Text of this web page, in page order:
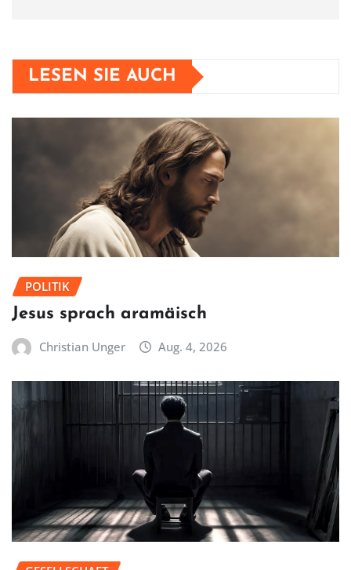
LESEN SIE AUCH
POLITIK
Jesus sprach aramäisch
Christian Unger Aug. 4, 2026